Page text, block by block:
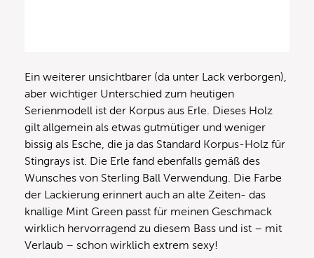
Ein weiterer unsichtbarer (da unter Lack verborgen),
aber wichtiger Unterschied zum heutigen
Serienmodell ist der Korpus aus Erle. Dieses Holz
gilt allgemein als etwas gutmütiger und weniger
bissig als Esche, die ja das Standard Korpus-Holz für
Stingrays ist. Die Erle fand ebenfalls gemäß des
Wunsches von Sterling Ball Verwendung. Die Farbe
der Lackierung erinnert auch an alte Zeiten- das
knallige Mint Green passt für meinen Geschmack
wirklich hervorragend zu diesem Bass und ist – mit
Verlaub – schon wirklich extrem sexy!